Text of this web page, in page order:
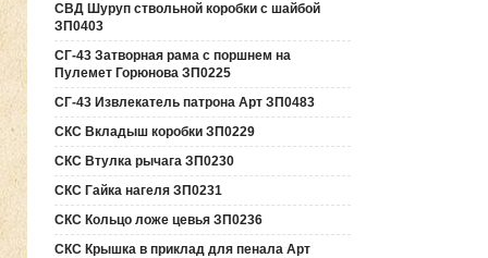
СВД Шуруп ствольной коробки с шайбой
ЗП0403
СГ-43 Затворная рама с поршнем на
Пулемет Горюнова ЗП0225
СГ-43 Извлекатель патрона Арт ЗП0483
СКС Вкладыш коробки ЗП0229
СКС Втулка рычага ЗП0230
СКС Гайка нагеля ЗП0231
СКС Кольцо ложе цевья ЗП0236
СКС Крышка в приклад для пенала Арт